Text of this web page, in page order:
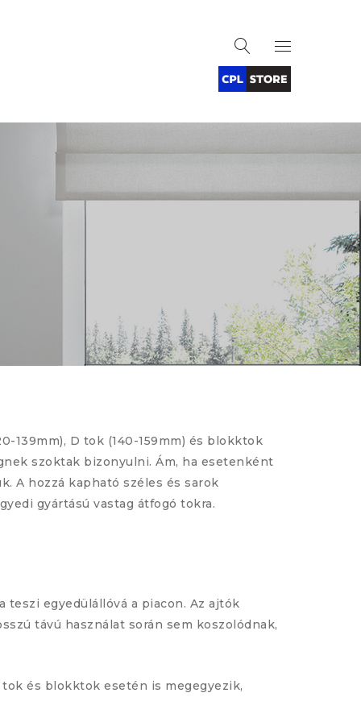
139mm), D tok (140-159mm) és blokktok
szoktak bizonyulni. Ám, ha esetenként
A hozzá kapható széles és sarok
gyártású vastag átfogó tokra.
egyedülállóvá a piacon. Az ajtók
távú használat során sem koszolódnak,
és blokktok esetén is megegyezik,